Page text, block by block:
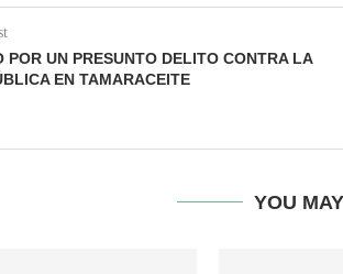
POR UN PRESUNTO DELITO CONTRA LA
EN TAMARACEITE
YOU